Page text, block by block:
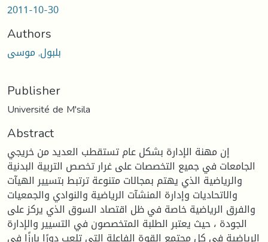
2011-10-30
Authors
بلبول, موسى
Publisher
Université de M'sila
Abstract
إن مهنة الإدارة بشكل عام تستقطب العديد من خريجي
الجامعات في جميع التخصصات على غرار تخصص التربية البدنية
والرياضية الذي يهتم بمجالات متنوعة ترتبط بتسيير الهيآت
والاتحاديات وإدارة المنشآت الرياضية والنوادي والجمعيات
والفرق الرياضية خاصة في ظل اقتصاد السوق الذي يركز على
الجودة ، حيث يعتبر الطلبة المتخصصون في التسيير والإدارة
الرياضية في كل مجتمع القوة الفاعلة التي تلعب دورًا بارزًا في